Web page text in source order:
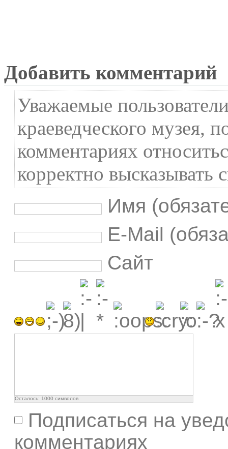
Добавить комментарий
Уважаемые
краеведческого музея,
комментариях
корректно высказывать
Имя
E-Mail
Сайт
Осталось: 1000 символов
Подписаться на
комментариях